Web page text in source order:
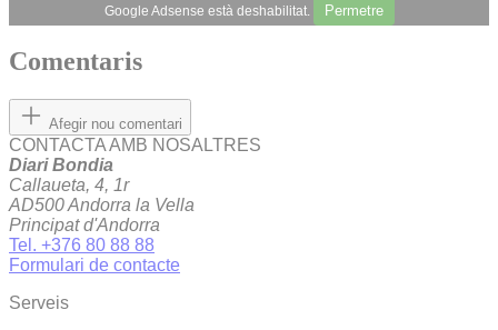
Google Adsense està deshabilitat. Permetre
Comentaris
Afegir nou comentari
CONTACTA AMB NOSALTRES
Diari Bondia
Callaueta, 4, 1r
AD500 Andorra la Vella
Principat d'Andorra
Tel. +376 80 88 88
Formulari de contacte
Serveis